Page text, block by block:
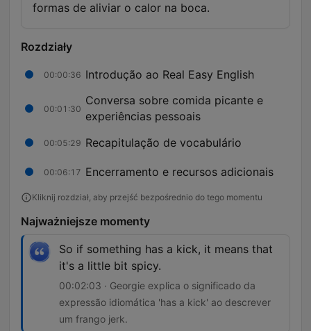
formas de aliviar o calor na boca.
Rozdziały
00:00:36 Introdução ao Real Easy English
00:01:30
Conversa sobre comida picante e
experiências pessoais
00:05:29 Recapitulação de vocabulário
00:06:17 Encerramento e recursos adicionais
Kliknij rozdział, aby przejść bezpośrednio do tego momentu
Najważniejsze momenty
So if something has a kick, it means that
it's a little bit spicy.
00:02:03 · Georgie explica o significado da
expressão idiomática 'has a kick' ao descrever
um frango jerk.